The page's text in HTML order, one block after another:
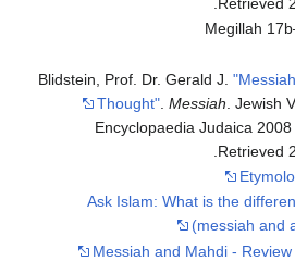
Megillah
Blidstein, Prof. Dr. Gerald J.
Thought" .Messiah . Jewish
Encyclopaedia Judaica
Retrieved
Ask Islam: What is the
messiah and
Messiah and Mahdi -